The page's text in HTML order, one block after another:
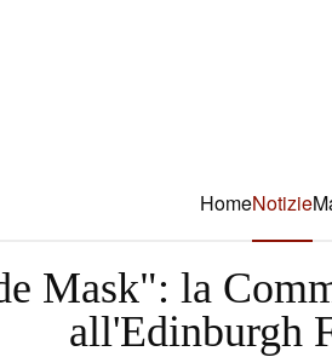
HomeNotizie
Mask": la
all'Edinburgh